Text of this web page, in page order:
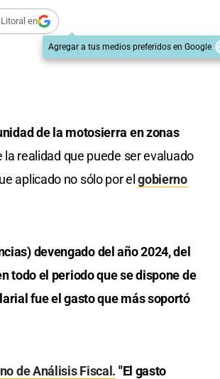
en
Agregar a tus medios preferidos en Google
de la motosierra en zonas
la realidad que puede ser evaluado
aplicado no sólo por elgobierno
devengado del año 2024, del
todo el periodo que se dispone de
fue el gasto que más soportó
de Análisis Fiscal. "El gasto